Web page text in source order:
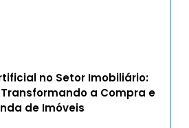
no Setor Imobiliário:
Transformando a Compra e
de Imóveis